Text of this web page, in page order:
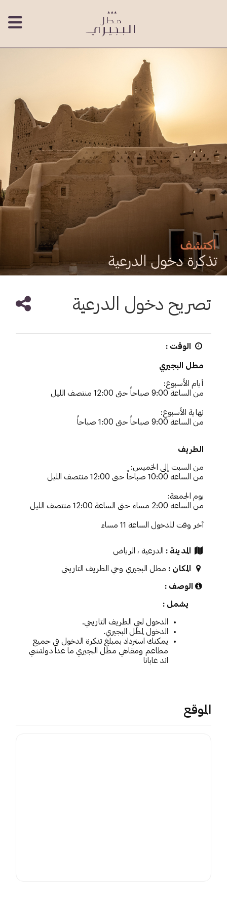
تصريح دخول الدرعية
الوقت :
مطل البجيري
أيام الأسبوع:
من الساعة 9:00 صباحاً حتى 12:00 منتصف الليل
نهاية الأسبوع:
من الساعة 9:00 صباحاً حتى 1:00 صباحاً
الطريف
من السبت إلى الخميس:
من الساعة 10:00 صباحاً حتى 12:00 منتصف الليل
يوم الجمعة:
من الساعة 2:00 مساء حتى الساعة 12:00 منتصف الليل
آخر وقت للدخول الساعة 11 مساء
المدينة : الدرعية ، الرياض
المكان : مطل البجيري وحي الطريف التاريخي
الوصف :
يشمل :
الدخول لحي الطريف التاريخي.
الدخول لمطل البجيري.
يمكنك استرداد بمبلغ تذكرة الدخول في جميع
مطاعم ومقاهي مطل البجيري ما عدا دولتشي
اند غابانا
الموقع